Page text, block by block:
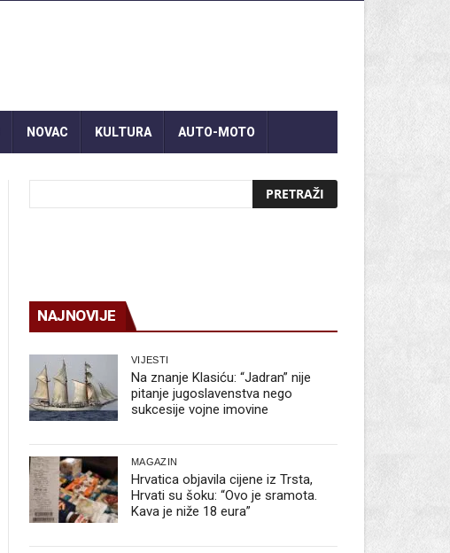
NOVAC KULTURA AUTO-MOTO
NAJNOVIJE
VIJESTI
Na znanje Klasiću: “Jadran” nije
pitanje jugoslavenstva nego
sukcesije vojne imovine
MAGAZIN
Hrvatica objavila cijene iz Trsta,
Hrvati su šoku: “Ovo je sramota.
Kava je niže 18 eura”